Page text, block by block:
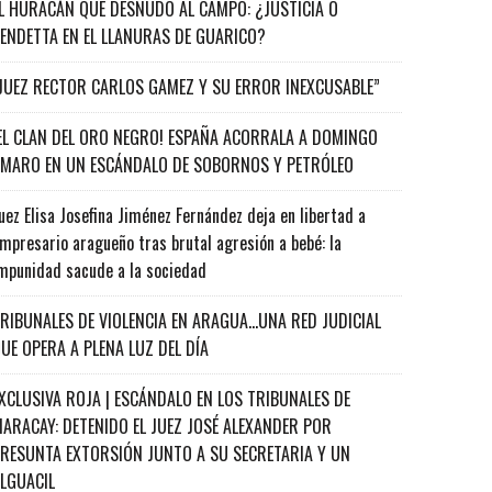
HURACÁN QUE DESNUDÓ AL CAMPO: ¿JUSTICIA O
EN EL LLANURAS DE GUARICO?
RECTOR CARLOS GAMEZ Y SU ERROR INEXCUSABLE”
CLAN DEL ORO NEGRO! ESPAÑA ACORRALA A DOMINGO
EN UN ESCÁNDALO DE SOBORNOS Y PETRÓLEO
Elisa Josefina Jiménez Fernández deja en libertad a
aragueño tras brutal agresión a bebé: la
sacude a la sociedad
DE VIOLENCIA EN ARAGUA…UNA RED JUDICIAL
OPERA A PLENA LUZ DEL DÍA
ROJA | ESCÁNDALO EN LOS TRIBUNALES DE
DETENIDO EL JUEZ JOSÉ ALEXANDER POR
EXTORSIÓN JUNTO A SU SECRETARIA Y UN